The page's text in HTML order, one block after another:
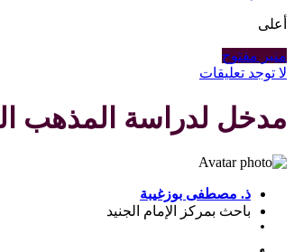
أعلى
منبر مفتوح
لا توجد تعليقات
مدخل لدراسة المذهب
ذ. مصطفى بوزغيبة
باحث بمركز الإمام الجنيد